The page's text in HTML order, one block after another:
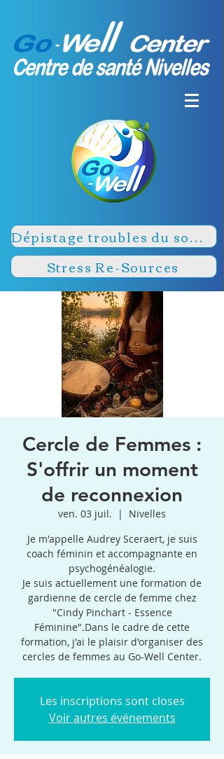
Dépistage troubles du sommeil
Stress Re-Sources
Cercle de Femmes :
S'offrir un moment
de reconnexion
ven. 03 juil.
  |
Nivelles
Je m'appelle Audrey Sceraert, je suis
coach féminin et accompagnante en
psychogénéalogie.
Je suis actuellement une formation de
gardienne de cercle de femme chez
"Cindy Pinchart - Essence
Féminine".Dans le cadre de cette
formation, j'ai le plaisir d'organiser des
cercles de femmes au Go-Well Center.
Les inscriptions sont closes
Voir autres événements